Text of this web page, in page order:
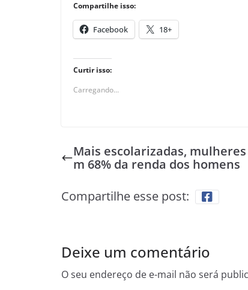
Compartilhe isso:
Facebook 18+
Curtir isso:
Carregando...
Mais escolarizadas,
m 68% da renda dos homens
Compartilhe esse post:
Deixe um comentário
O seu endereço de e-mail não será